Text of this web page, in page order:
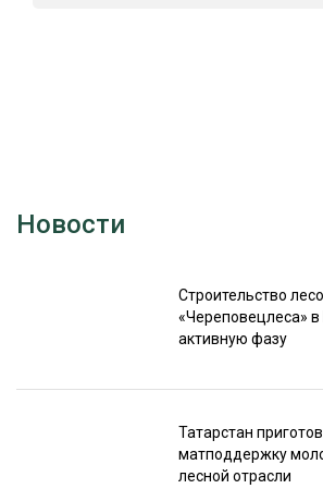
Новости
Строительство
«Череповецлеса»
активную фазу
Татарстан
матподдержку
лесной отрасли